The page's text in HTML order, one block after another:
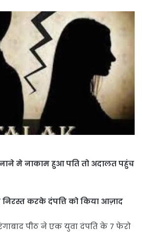
मे नाकाम हुआ पति तो अदालत पहुंच
निरस्त करके दंपत्ति को किया आज़ाद
पीठ ने एक युवा दंपति के 7 फेरो